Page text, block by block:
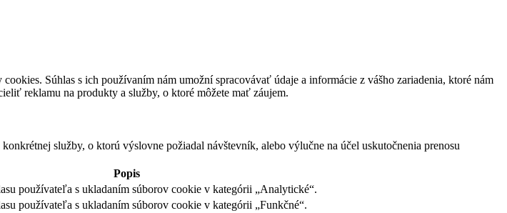
Súhlas s ich používaním nám umožní spracovávať údaje a informácie z vášho zariadenia, ktoré nám
reklamu na produkty a služby, o ktoré môžete mať záujem.
služby, o ktorú výslovne požiadal návštevník, alebo výlučne na účel uskutočnenia prenosu
Popis
používateľa s ukladaním súborov cookie v kategórii „Analytické“.
používateľa s ukladaním súborov cookie v kategórii „Funkčné“.